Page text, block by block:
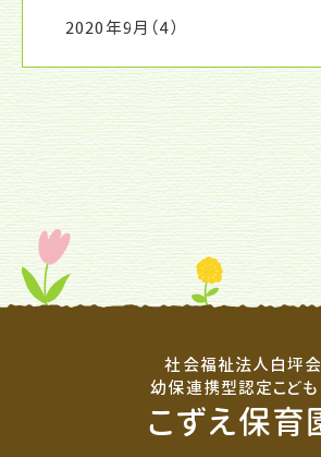
2020年9月 （4）
社会福祉法人白坪会
幼保連携型認定こど
こずえ保育